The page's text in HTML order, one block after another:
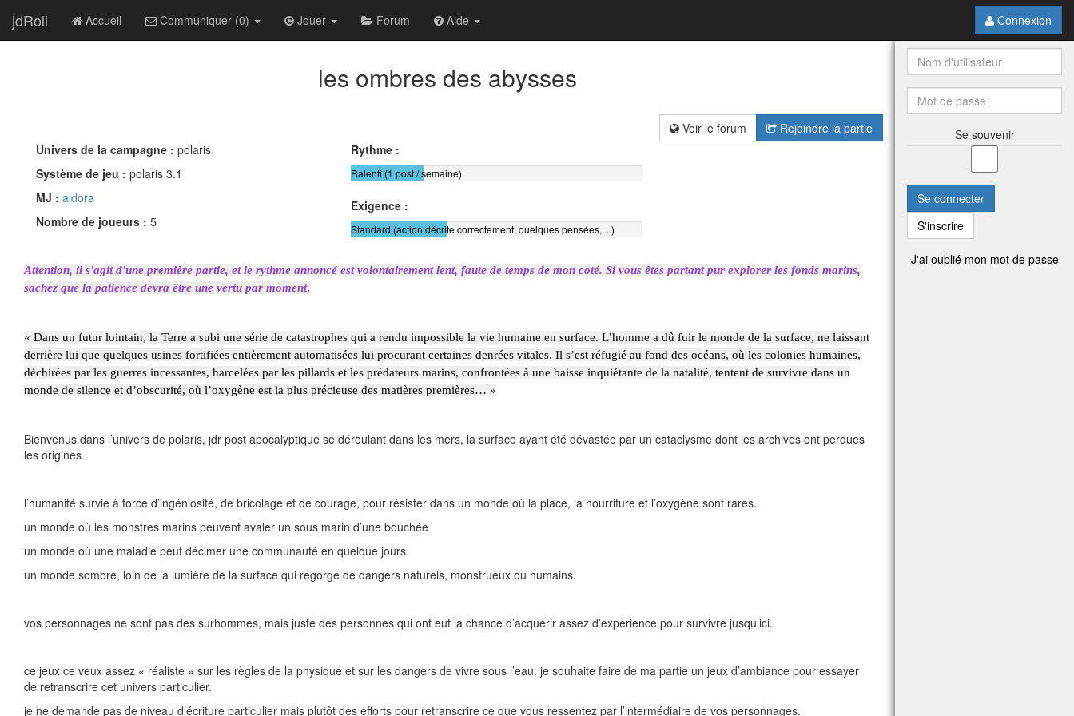
jdRoll Accueil Communiquer (0) Jouer Forum Aide Connexion
les ombres des abysses
Voir le forum
Rejoindre la partie
Univers de la campagne : polaris
Système de jeu : polaris 3.1
MJ : aldora
Nombre de joueurs : 5
Rythme :
Ralenti (1 post / semaine)
Exigence :
Standard (action décrite correctement, quelques pensées, ...)
Attention, il s'agit d'une première partie, et le rythme annoncé est volontairement lent, faute de temps de mon coté. Si vous êtes partant pur explorer les fonds marins,
sachez que la patience devra être une vertu par moment.
« Dans un futur lointain, la Terre a subi une série de catastrophes qui a rendu impossible la vie humaine en surface. L’homme a dû fuir le monde de la surface, ne laissant
derrière lui que quelques usines fortifiées entièrement automatisées lui procurant certaines denrées vitales. Il s’est réfugié au fond des océans, où les colonies humaines,
déchirées par les guerres incessantes, harcelées par les pillards et les prédateurs marins, confrontées à une baisse inquiétante de la natalité, tentent de survivre dans un
monde de silence et d’obscurité, où l’oxygène est la plus précieuse des matières premières… »
Bienvenus dans l’univers de polaris, jdr post apocalyptique se déroulant dans les mers, la surface ayant été dévastée par un cataclysme dont les archives ont perdues
les origines.
l’humanité survie à force d’ingéniosité, de bricolage et de courage, pour résister dans un monde où la place, la nourriture et l’oxygène sont rares.
un monde où les monstres marins peuvent avaler un sous marin d’une bouchée
un monde où une maladie peut décimer une communauté en quelque jours
un monde sombre, loin de la lumière de la surface qui regorge de dangers naturels, monstrueux ou humains.
vos personnages ne sont pas des surhommes, mais juste des personnes qui ont eut la chance d’acquérir assez d’expérience pour survivre jusqu’ici.
ce jeux ce veux assez « réaliste » sur les règles de la physique et sur les dangers de vivre sous l’eau. je souhaite faire de ma partie un jeux d’ambiance pour essayer
de retranscrire cet univers particulier.
je ne demande pas de niveau d’écriture particulier mais plutôt des efforts pour retranscrire ce que vous ressentez par l’intermédiaire de vos personnages.
Se souvenir
Se connecter
S'inscrire
J'ai oublié mon mot de passe